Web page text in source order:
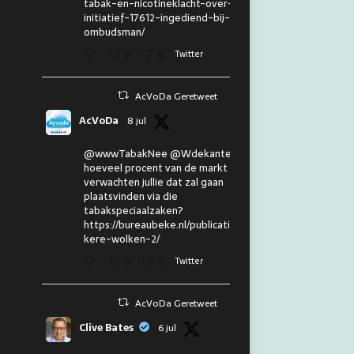
tabak-en-nicotineklacht-over-eu-
initiatief-17612-ingediend-bij-de-
ombudsman/
Twitter
AcVoDa Geretweet
AcVoDa 8 jul
@wwwTabakNee @Wdekanter En
hoeveel procent van de markt
verwachten jullie dat zal gaan
plaatsvinden via die
tabakspeciaalzaken?
https://bureaubeke.nl/publicaties/don
kere-wolken-2/
Twitter
AcVoDa Geretweet
Clive Bates 6 jul